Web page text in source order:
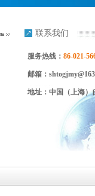
联系我们
服务热线： 86-021-
邮箱：
地址：中国（上海）